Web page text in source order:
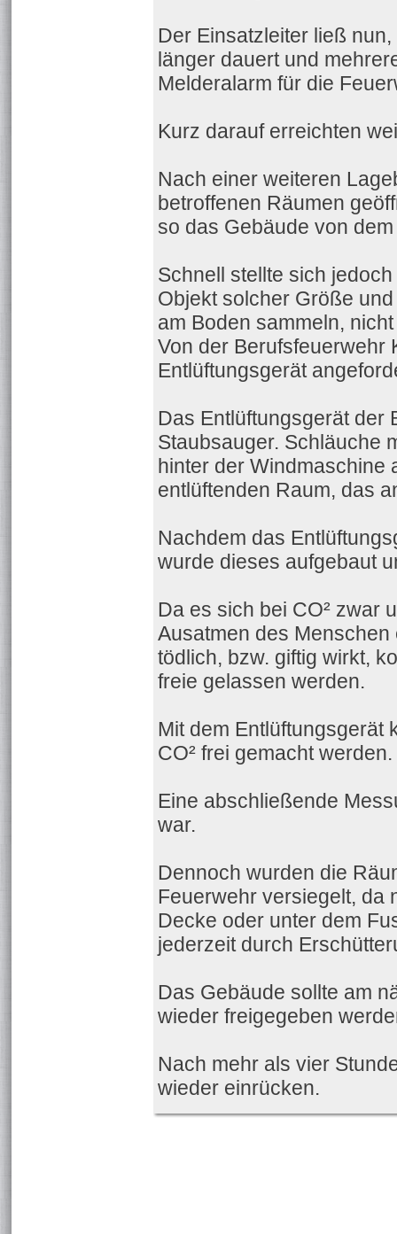
Der Einsatzleiter ließ
länger dauert und
Melderalarm für die
Kurz darauf erreichten
Nach einer weiteren
betroffenen Räumen
so das Gebäude von
Schnell stellte sich
Objekt solcher Größe
am Boden sammeln,
Von der Berufsfeuerwehr
Entlüftungsgerät
Das Entlüftungsgerät der
Staubsauger. Schläuche
hinter der Windmaschine
entlüftenden Raum, das
Nachdem das
wurde dieses aufgebaut
Da es sich bei CO² zwar
Ausatmen des
tödlich, bzw. giftig wirkt,
freie gelassen werden.
Mit dem Entlüftungsgerät
CO² frei gemacht werden.
Eine abschließende
war.
Dennoch wurden die
Feuerwehr versiegelt, da
Decke oder unter dem
jederzeit durch
Das Gebäude sollte am
wieder freigegeben
Nach mehr als vier
wieder einrücken.